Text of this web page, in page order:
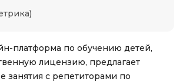
платформа по обучению детей,
лицензию, предлагает
занятия с репетиторами по